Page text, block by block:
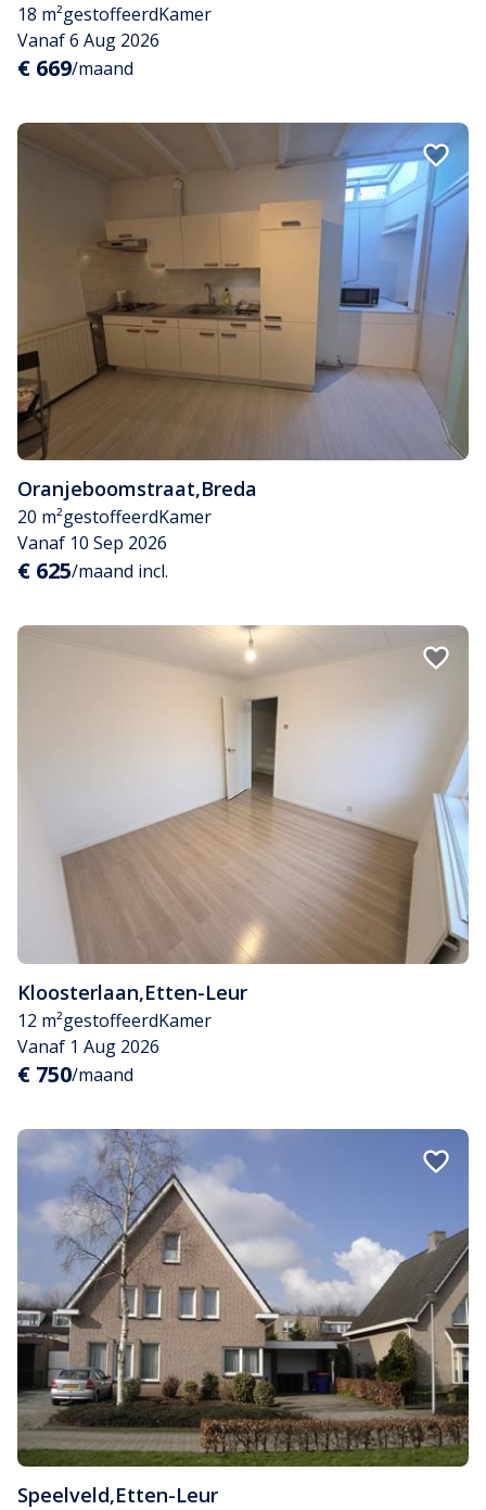
18 m²gestoffeerdKamer
Vanaf 6 Aug 2026
€ 669/maand
Oranjeboomstraat,Breda
20 m²gestoffeerdKamer
Vanaf 10 Sep 2026
€ 625/maand incl.
Kloosterlaan,Etten-Leur
12 m²gestoffeerdKamer
Vanaf 1 Aug 2026
€ 750/maand
Speelveld,Etten-Leur